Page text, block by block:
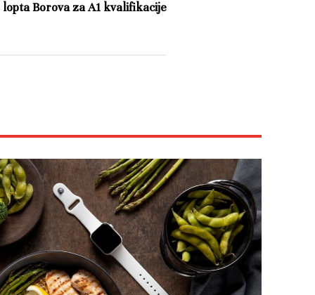
lopta Borova za A1 kvalifikacije